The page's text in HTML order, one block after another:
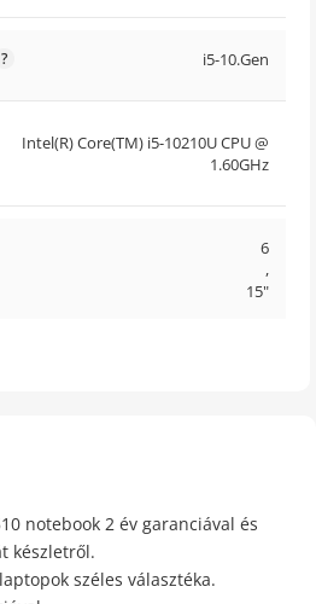
notebook 2 év garanciával és
készletről.
széles választéka.
i5-10.Gen
Intel(R) Core(TM) i5-10210U CPU @
1.60GHz
6
,
15"